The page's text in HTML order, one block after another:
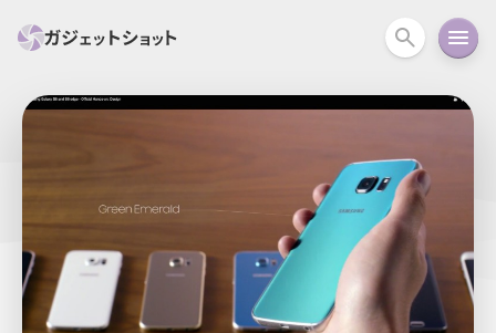
カメラ
アクションカメラ
回線 iPhone iPad Mac Android コラム
ガイド ニュース オーディオ 周辺機器